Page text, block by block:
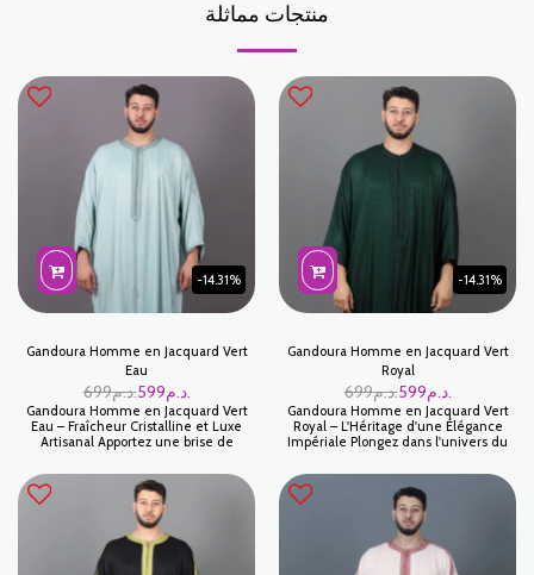
منتجات مماثلة
-14.31%
Gandoura Homme en Jacquard Vert
Royal
699 د.م.599 د.م.
Gandoura Homme en Jacquard Vert
Royal – L'Héritage d'une Élégance
Impériale Plongez dans l'univers du
marocaine en Jacquard Vert Royal. Ce
modèle d'exception se distingue par
son tissu "Jakar" aux motifs finement
travaillés, offrant un relief riche et
une profondeur visuelle unique. Le
vert royal, symbole de noblesse et de
sérénité, s'associe ici à une texture
-14.31%
Gandoura Homme en Jacquard Vert
Eau
699 د.م.599 د.م.
Gandoura Homme en Jacquard Vert
Eau – Fraîcheur Cristalline et Luxe
Artisanal Apportez une brise de
notre Gandoura marocaine en
Jacquard Vert Eau. Ce modèle
d'exception sublime la nuance
délicate du vert menthe pastel grâce
à la texture riche et travaillée du tissu
"Jakar". Les motifs tissés en relief
jouent subtilement avec la lumière,